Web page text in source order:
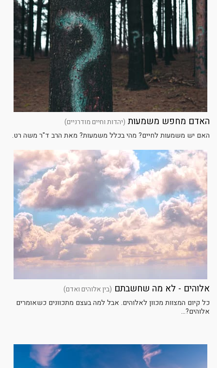
האדם מחפש משמעות (יהדות וחיים מודרניים)
האם יש משמעות לחיים? מהי בכלל משמעות? מאת הרב ד"ר משה רט.
אלוהים - לא מה שחשבתם (בין אלוהים ואדם)
כל קיום המצוות מכוון לאלוהים. אבל למה בעצם מתכוונים כשאומרים
אלוהים?...